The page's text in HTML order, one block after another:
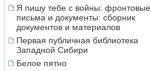
Я пишу тебе с войны: фронтовые
письма и документы: сборник
документов и материалов
Первая публичная библиотека
Западной Сибири
Белое пятно